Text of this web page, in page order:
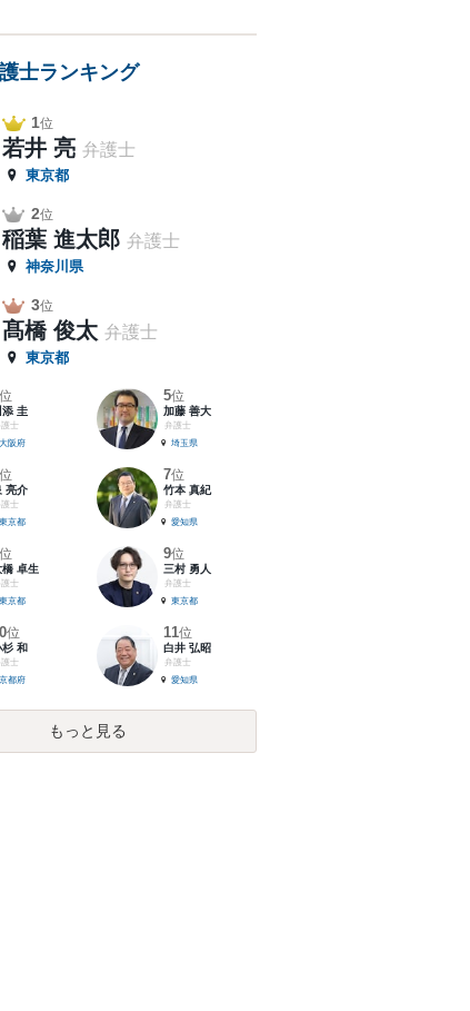
士ランキング
1位
若井 亮 弁護士
東京都
2位
稲葉 進太郎 弁護士
神奈川県
3位
髙橋 俊太 弁護士
東京都
位
添 圭
護士
大阪府
5位
加藤 善大
弁護士
埼玉県
位
亮介
護士
東京都
7位
竹本 真紀
弁護士
愛知県
位
橋 卓生
護士
東京都
9位
三村 勇人
弁護士
東京都
位
杉 和
護士
京都府
11位
白井 弘昭
弁護士
愛知県
もっと見る